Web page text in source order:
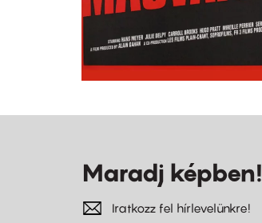
Maradj képben!
Iratkozz fel hírlevelünkre!